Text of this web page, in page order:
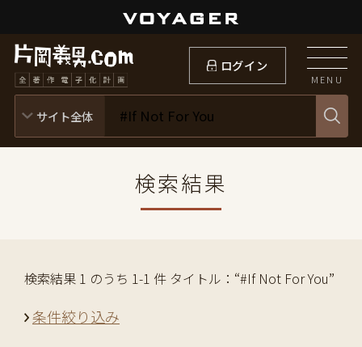
ログイン
MENU
検索結果
検索結果 1 のうち 1-1 件 タイトル：“#If Not For You”
条件絞り込み